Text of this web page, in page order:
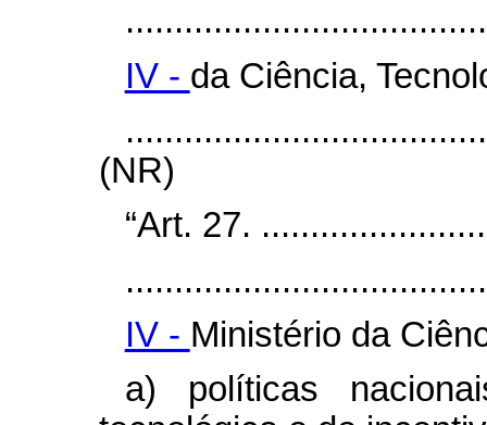
IV - da Ciência,
(NR)
“Art. 27.
IV - Ministério da
a) políticas